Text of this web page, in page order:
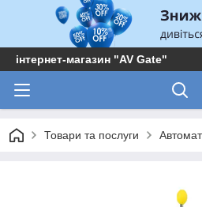
інтернет-магазин "AV Gate"
Товари та послуги